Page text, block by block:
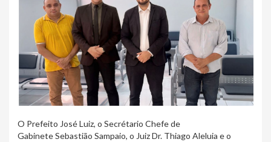
O Prefeito José Luiz, o Secrétario Chefe de
Gabinete Sebastião Sampaio, o Juiz Dr. Thiago Aleluia e o